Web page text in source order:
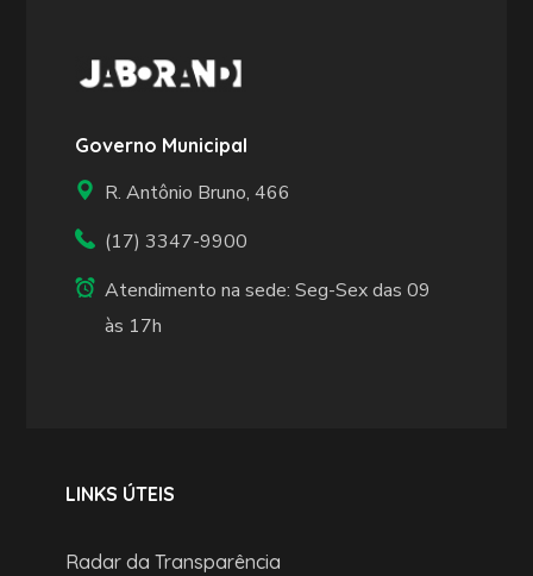
Governo Municipal
R. Antônio Bruno, 466
(17) 3347-9900
Atendimento na sede: Seg-Sex das 09
às 17h
LINKS ÚTEIS
Radar da Transparência